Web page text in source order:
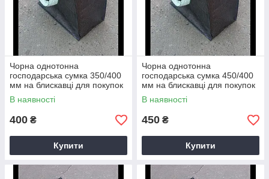
Чорна однотонна
господарська сумка 350/400
мм на блискавці для покупок
В наявності
400 ₴
Купити
Чорна однотонна
господарська сумка 450/400
мм на блискавці для покупок
В наявності
450 ₴
Купити